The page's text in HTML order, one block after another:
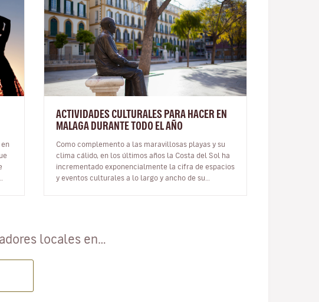
ACTIVIDADES CULTURALES PARA HACER EN
MALAGA DURANTE TODO EL AÑO
Como complemento a las maravillosas playas y su
clima cálido, en los últimos años la Costa del Sol ha
incrementado exponencialmente la cifra de espacios
y eventos culturales a lo largo y ancho de su
locales en…